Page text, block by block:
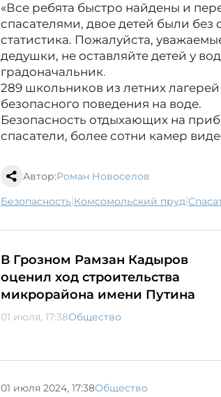
«Все ребята быстро найдены и
спасателями, двое детей были
статистика. Пожалуйста,
дедушки, не оставляйте детей у
градоначальник.
289 школьников из летних
безопасного поведения на воде.
Безопасность отдыхающих на
спасатели, более сотни камер
Автор:Роман Новоселов
безопасность| Комсомольский пруд|
В Грозном Рамзан Кадыров
оценил ход строительства
микрорайона имени Путина
01 июля, 17:38Общество
01 июля 2024, 17:38Общество